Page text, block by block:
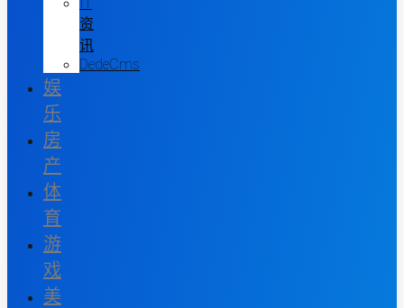
资
讯
DedeCms
娱
乐
房
产
体
育
游
戏
美